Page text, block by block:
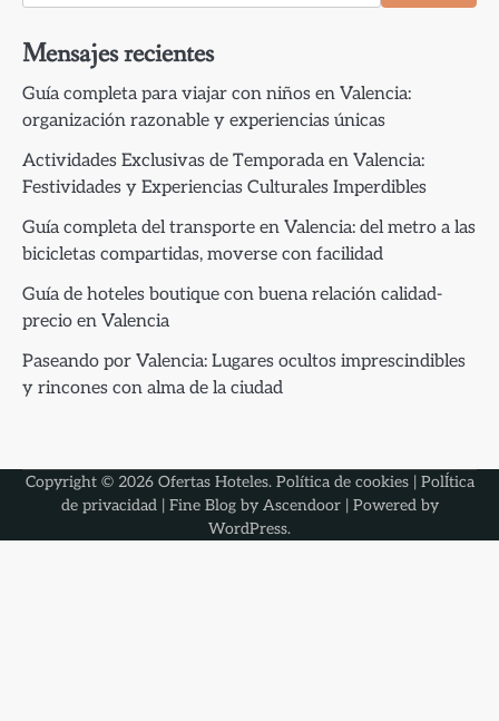
Mensajes recientes
Guía completa para viajar con niños en Valencia:
organización razonable y experiencias únicas
Actividades Exclusivas de Temporada en Valencia:
Festividades y Experiencias Culturales Imperdibles
Guía completa del transporte en Valencia: del metro a las
bicicletas compartidas, moverse con facilidad
Guía de hoteles boutique con buena relación calidad-
precio en Valencia
Paseando por Valencia: Lugares ocultos imprescindibles
y rincones con alma de la ciudad
Copyright © 2026 Ofertas Hoteles. Política de cookies| PolÍtica
de privacidad| Fine Blog by Ascendoor| Powered by
WordPress.